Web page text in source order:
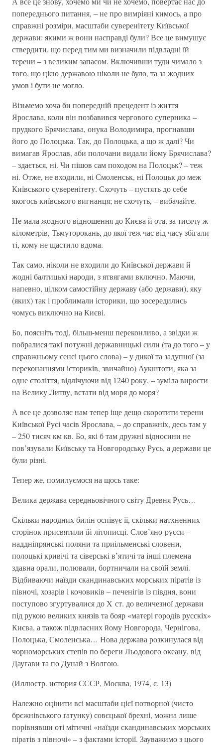
попереднього питання, – не про вимріяні кимось, а про
справжні розміри, масштаби суверенітету Київської
держави: якими ж вони насправді були? Все це вимушує
ствердити, що перед тим ми визначили підвладні їй
терени – з великим запасом. Включивши туди чимало з
того, що цією державою ніколи не було, та за жодних
умов і бути не могло.
Візьмемо хоча би попередній прецедент із життя
Ярослава, коли він позбавився чергового суперника –
прудкого Брячислава, онука Володимира, прогнавши
його до Полоцька. Так, до Полоцька, а що ж далі? Чи
вимагав Ярослав, аби полочани видали йому Брячислава?
– здається, ні. Чи пішов сам походом на Полоцьк? – теж
ні. Отже, не входили, ні Смоленськ, ні Полоцьк до меж
Київського суверенітету. Схочуть – пустять до себе
якогось київського вигнанця; не схочуть, – вибачайте.
Не мала жодного відношення до Києва й ота, за тисячу ж
кілометрів, Тьмуторокань, до якої теж час від часу збігали
ті, кому не щастило вдома.
Так само, ніколи не входили до Київської держави й
жодні балтицькі народи, з ятвягами включно. Маючи,
напевно, цілком самостійну державу (або держави), яку
(яких) так і проблимали історики, що зосередились
чомусь виключно на Києві.
Бо, поясніть тоді, більш-менш переконливо, а звідки ж
побралися такі потужні державницькі сили (та до того – у
справжньому сенсі цього слова) – у дикої та задупної (за
переконаннями істориків, звичайно) Аукштоти, яка за
одне століття, відлічуючи від 1240 року, – зуміла вирости
на Велику Литву, встати від моря до моря?
А все це дозволяє нам тепер іще дещо скоротити терени
Київської Русі часів Ярослава, – до справжніх, десь там у
– 250 тисяч км кв. Бо, які б там дружні відносини не
пов’язували Київську та Новгородську Русь, а держави це
були різні.
Тепер же, помилуємося на щось таке:
Велика держава середньовічного світу Древня Русь…
Скільки народних билін оспівує її, скільки натхненних
сторінок присвятили їй літописці. Слов’яно-русси –
наддніпрянські поляни та приільменські словени,
полоцькі кривічі та сіверські в’ятичі та інші племена
здавна орали, полювали, бортничали на своїй землі.
Відбиваючи наїзди скандинавських морських піратів із
півночі, хозарів і кочовиків – печенігів із півдня, вони
поступово згуртувалися до X ст. до величезної держави
під рукою великих князів та бояр «матері городів русскіх»
Києва, а також підвласних йому Новгорода, Чернігова,
Полоцька, Смоленська… Нова держава розкинулася від
чорноморських степів по береги Льодового океану, від
Даугави та по Дунай з Волгою.
(Иллюстр. история СССР, Москва, 1974, с. 13)
Належно оцінити всі масштаби цієї потворної (чисто
брєжнівського ґатунку) совєцької брехні, можна лише
порівнявши оті мітичні «наїзди скандинавських морських
піратів з півночі» – з фактами історії. Зауважимо з цього